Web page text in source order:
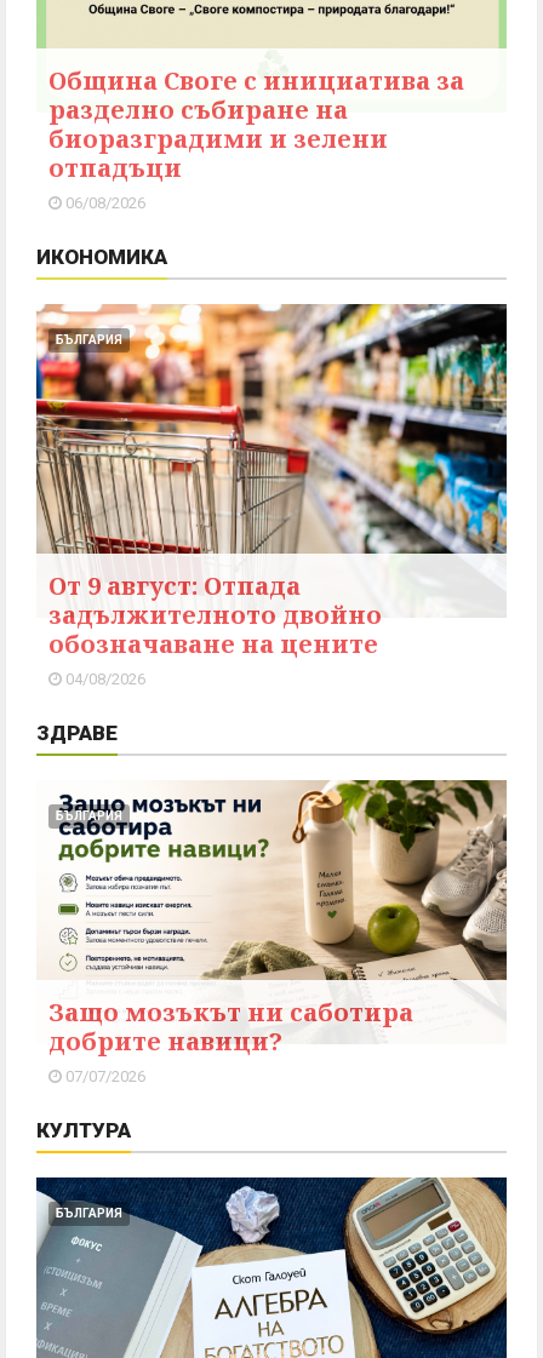
Община Своге с инициатива за
разделно събиране на
биоразградими и зелени
отпадъци
06/08/2026
ИКОНОМИКА
БЪЛГАРИЯ
От 9 август: Отпада
задължителното двойно
обозначаване на цените
04/08/2026
ЗДРАВЕ
БЪЛГАРИЯ
Защо мозъкът ни саботира
добрите навици?
07/07/2026
КУЛТУРА
БЪЛГАРИЯ